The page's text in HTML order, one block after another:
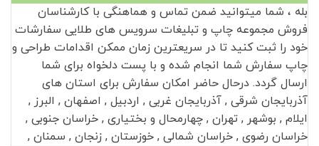
بله ، شما میتوانید ضمن تماس و هماهنگی با کارشناسان
فروش مجموعه چاپ و تبلیغات سرویس های طلایی سفارشات
خود را ثبت کنید تا در سریعترین زمان ممکن اقدامات طراحی و
چاپ سفارش شما انجام شده و با پست دلخواه برای شما
ارسال گردد. درحال حاضر امکان سفارش برای استان های
آذربایجان شرقی , آذربایجان غربی , اردبیل , اصفهان , البرز ,
ایلام , بوشهر , تهران , چهارمحال و بختیاری , خراسان جنوبی ,
خراسان رضوی , خراسان شمالی , خوزستان , زنجان , سمنان ,